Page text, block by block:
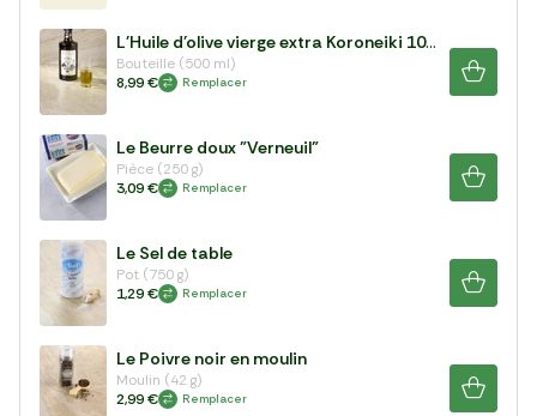
L'Huile d'olive vierge extra Koroneiki 100%
Bouteille (500 ml)
8,99 €
Remplacer
Le Beurre doux "Verneuil"
Pièce (250 g)
3,09 €
Remplacer
Le Sel de table
Pot (750 g)
1,29 €
Remplacer
Le Poivre noir en moulin
Moulin (42 g)
2,99 €
Remplacer